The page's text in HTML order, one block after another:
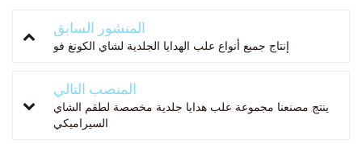
المنشور السابق
إنتاج جميع أنواع علب الهدايا الجلدية لشاي الكونغ فو
المنصب التالي
ينتج مصنعنا مجموعة علب هدايا جلدية مخصصة لطقم الشاي
السيراميكي